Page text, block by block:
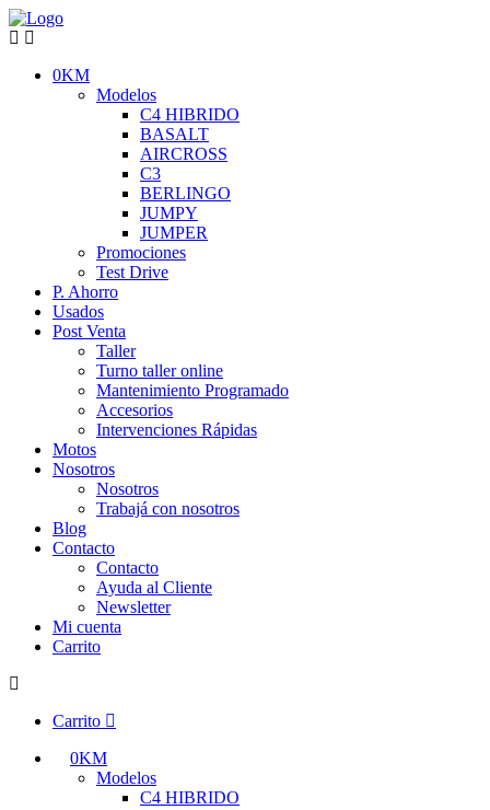
0KM
Modelos
C4 HIBRIDO
BASALT
AIRCROSS
C3
BERLINGO
JUMPY
JUMPER
Promociones
Test Drive
P. Ahorro
Usados
Post Venta
Taller
Turno taller online
Mantenimiento Programado
Accesorios
Intervenciones Rápidas
Motos
Nosotros
Nosotros
Trabajá con nosotros
Blog
Contacto
Contacto
Ayuda al Cliente
Newsletter
Mi cuenta
Carrito
Carrito
0KM
Modelos
C4 HIBRIDO